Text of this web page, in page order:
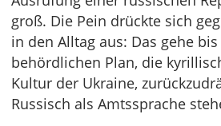
groß. Die Pein drückte sich
in den Alltag aus: Das gehe
behördlichen Plan, die
Kultur der Ukraine,
Russisch als Amtssprache